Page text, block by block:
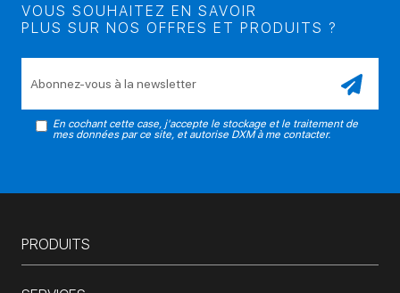
VOUS SOUHAITEZ EN SAVOIR
PLUS SUR NOS OFFRES ET PRODUITS ?
En cochant cette case, j'accepte le stockage et le traitement de
mes données par ce site, et autorise DXM à me contacter.
PRODUITS